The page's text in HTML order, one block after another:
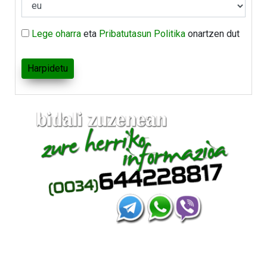
Lege oharra eta Pribatutasun Politika onartzen dut